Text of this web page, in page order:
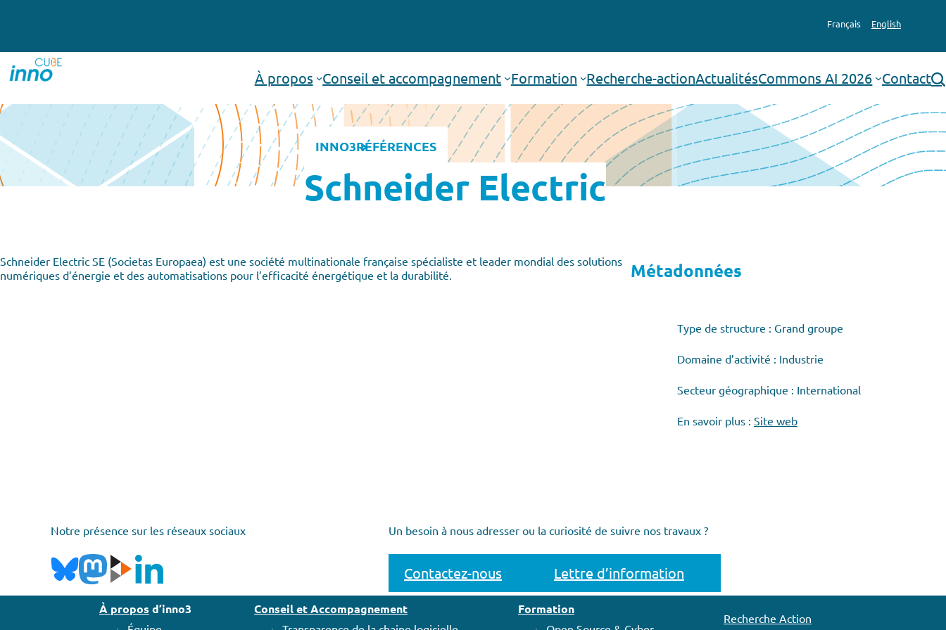
Français English
À propos Conseil et accompagnement Formation Recherche-actionActualitésCommons AI 2026 Contactrechercher
INNO3RÉFÉRENCES
Schneider Electric
Schneider Electric SE (Societas Europaea) est une société multinationale française spécialiste et leader mondial des solutions
numériques d’énergie et des automatisations pour l’efficacité énergétique et la durabilité.
Métadonnées
Type de structure : Grand groupe
Domaine d’activité : Industrie
Secteur géographique : International
En savoir plus : Site web
Notre présence sur les réseaux sociaux Un besoin à nous adresser ou la curiosité de suivre nos travaux ?
Contactez-nous Lettre d’information
À propos d’inno3 Conseil et Accompagnement Formation
Recherche Action